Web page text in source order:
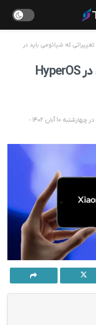
تغییراتی که شیائومی باید در
تغییراتی که شیائومی باید در HyperOS
دوشنبه 8 آبان 1402 - 15:45 - به‌روزشده در چهارشنبه 10 آبان 1402 -